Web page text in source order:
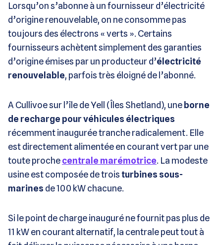
Lorsqu’on s’abonne à un fournisseur d’électricité
d’origine renouvelable, on ne consomme pas
toujours des électrons « verts ». Certains
fournisseurs achètent simplement des garanties
d’origine émises par un producteur d’électricité
renouvelable, parfois très éloigné de l’abonné.
A Cullivoe sur l’île de Yell (Îles Shetland), une borne
de recharge pour véhicules électriques
récemment inaugurée tranche radicalement. Elle
est directement alimentée en courant vert par une
toute prochecentrale marémotrice. La modeste
usine est composée de troisturbines sous-
marines de 100 kW chacune.
Si le point de charge inauguré ne fournit pas plus de
11 kW en courant alternatif, la centrale peut tout à